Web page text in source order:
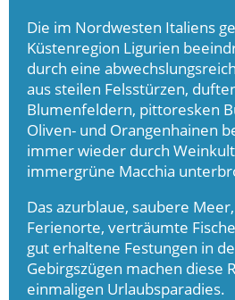
Die im Nordwesten Italiens
Küstenregion Ligurien
durch eine
aus steilen Felsstürzen,
Blumenfeldern, pittoresken
Oliven- und Orangenhainen
immer wieder durch
immergrüne Macchia
Das azurblaue, saubere
Ferienorte, verträumte
gut erhaltene Festungen in
Gebirgszügen machen diese
einmaligen Urlaubsparadies.